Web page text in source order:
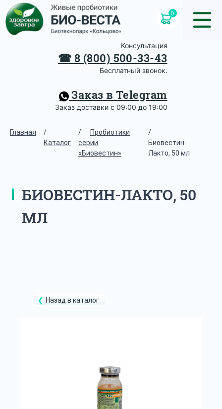
0
Консультация
☎8 (800) 500-33-43
Бесплатный звонок.
Заказ в Telegram
Заказ доставки с 09:00 до 19:00
Главная
/
Каталог
/
Пробиотики
серии
«Биовестин»
/
Биовестин-
Лакто, 50 мл
БИОВЕСТИН-ЛАКТО, 50
МЛ
Назад в каталог